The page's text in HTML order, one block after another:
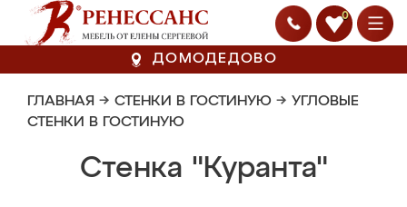
0
ДОМОДЕДОВО
ГЛАВНАЯ → СТЕНКИ В ГОСТИНУЮ → УГЛОВЫЕ
СТЕНКИ В ГОСТИНУЮ
Стенка "Куранта"